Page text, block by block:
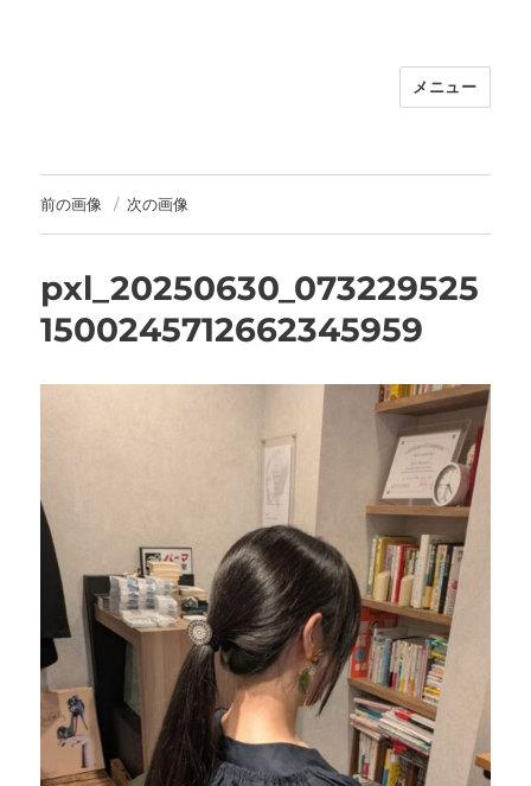
福岡｜天神/今泉/薬院の美容室｜moi
30代からの大人の本気ケアサロン｜オ
フィシャルサイト｜福岡天神エリアで
早朝7時から深夜24時まで営業｜天然
100％ハナヘナ｜湯シャン｜
メニュー
前の画像 次の画像
pxl_20250630_073229525
1500245712662345959